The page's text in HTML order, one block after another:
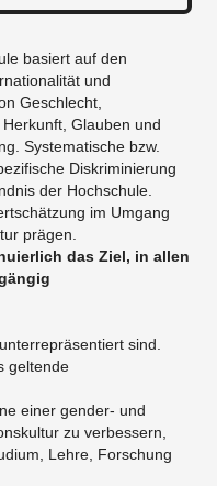
basiert auf den
und
Geschlecht,
Glauben und
Systematische bzw.
Diskriminierung
der Hochschule.
im Umgang
prägen.
das Ziel, in allen
sind.
geltende
einer gender- und
zu verbessern,
Lehre, Forschung